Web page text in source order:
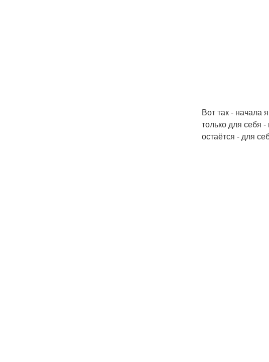
Вот так - начала
только для себя
остаётся - для